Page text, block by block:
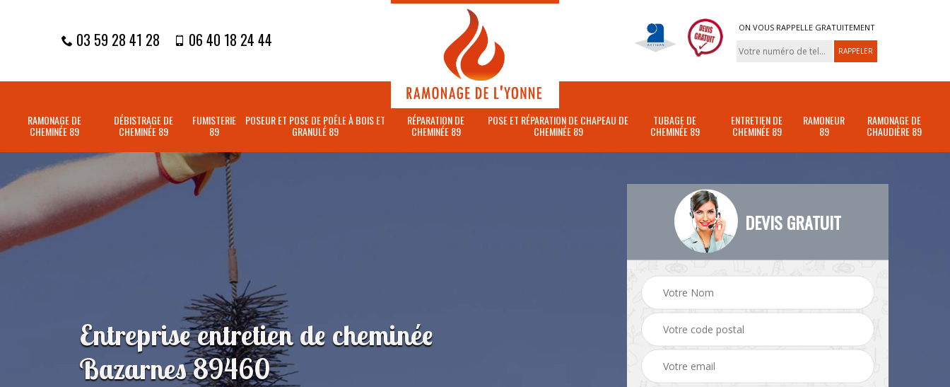
03 59 28 41 28 06 40 18 24 44
ON VOUS RAPPELLE GRATUITEMENT
RAMONAGE DE
CHEMINÉE 89
DÉBISTRAGE DE
CHEMINÉE 89
FUMISTERIE
89
POSEUR ET POSE DE POÊLE À BOIS ET
GRANULÉ 89
RÉPARATION DE
CHEMINÉE 89
POSE ET RÉPARATION DE CHAPEAU DE
CHEMINÉE 89
TUBAGE DE
CHEMINÉE 89
ENTRETIEN DE
CHEMINÉE 89
RAMONEUR
89
RAMONAGE DE
CHAUDIÈRE 89
Entreprise entretien de cheminée
Bazarnes 89460
DEVIS GRATUIT